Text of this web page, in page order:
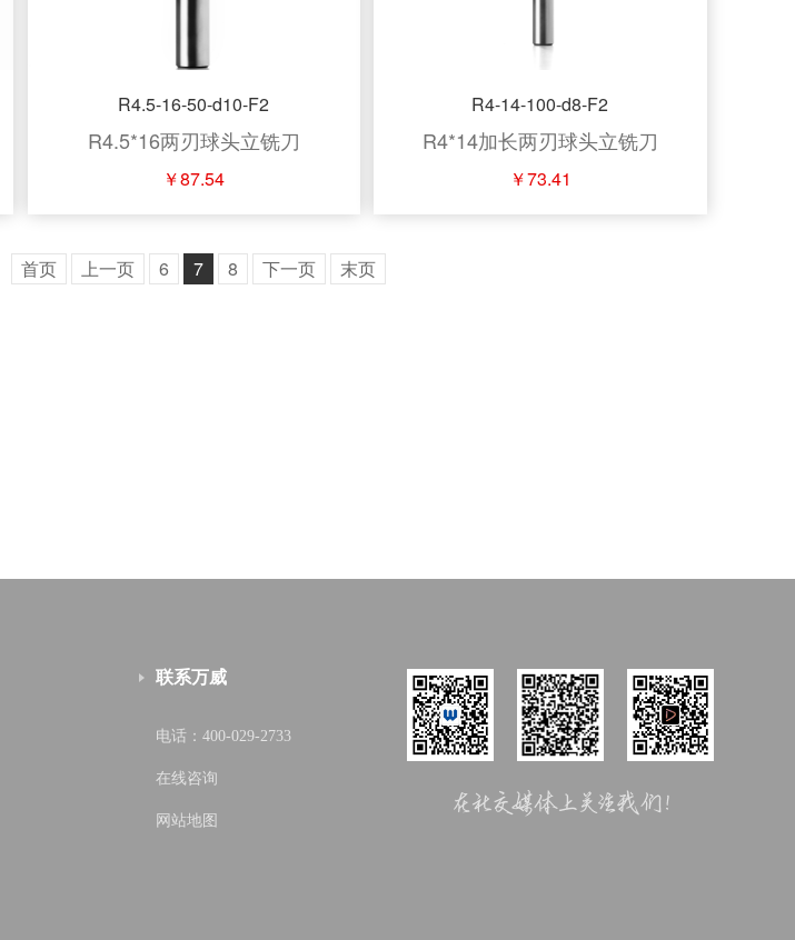
R4.5-16-50-d10-F2
R4.5*16两刃球头立铣刀
￥87.54
R4-14-100-d8-F2
R4*14加长两刃球头立铣刀
￥73.41
首页 上一页 6 7 8 下一页 末页
联系万威
电话：400-029-2733
在线咨询
网站地图